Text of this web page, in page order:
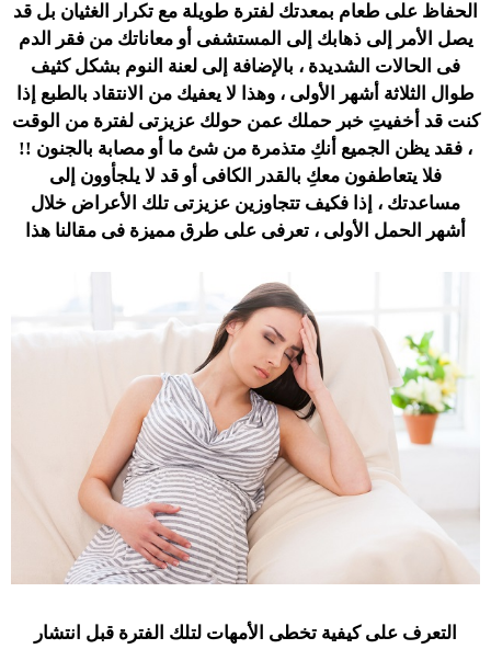
الحفاظ على طعام بمعدتك لفترة طويلة مع تكرار الغثيان بل قد
يصل الأمر إلى ذهابك إلى المستشفى أو معاناتك من فقر الدم
فى الحالات الشديدة ، بالإضافة إلى لعنة النوم بشكل كثيف
طوال الثلاثة أشهر الأولى ، وهذا لا يعفيك من الانتقاد بالطبع إذا
كنت قد أخفيتِ خبر حملك عمن حولك عزيزتى لفترة من الوقت
، فقد يظن الجميع أنكِ متذمرة من شئ ما أو مصابة بالجنون !!
فلا يتعاطفون معكِ بالقدر الكافى أو قد لا يلجأوون إلى
مساعدتك ، إذا فكيف تتجاوزين عزيزتى تلك الأعراض خلال
أشهر الحمل الأولى ، تعرفى على طرق مميزة فى مقالنا هذا
التعرف على كيفية تخطى الأمهات لتلك الفترة قبل انتشار